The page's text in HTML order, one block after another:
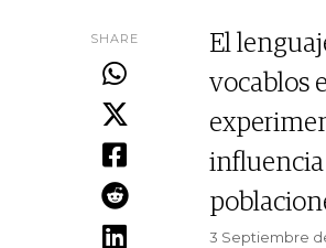
SHARE
El
vocablos
influencia
3 Septiembre